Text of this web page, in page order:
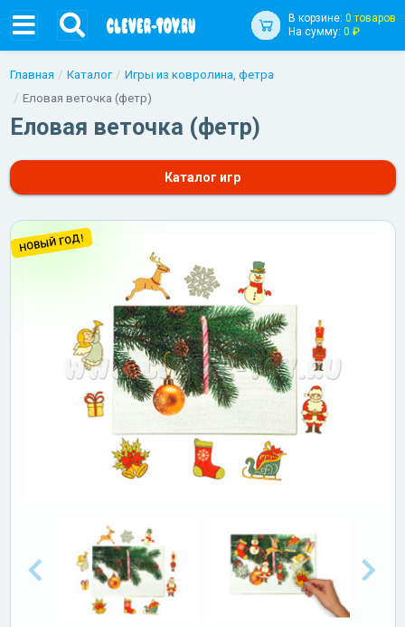
В корзине: 0 товаров
На сумму: 0 ₽
Главная Каталог
Игры из ковролина, фетра
Еловая веточка (фетр)
Еловая веточка (фетр)
Каталог игр
НОВЫЙ ГОД!